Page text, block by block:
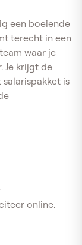
een boeiende
terecht in een
waar je
Je krijgt de
is
online.